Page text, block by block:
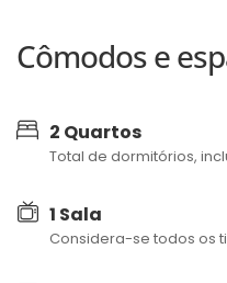
Cômodos e
2 Quartos
Total de dormitórios,
1 Sala
Considera-se todos os